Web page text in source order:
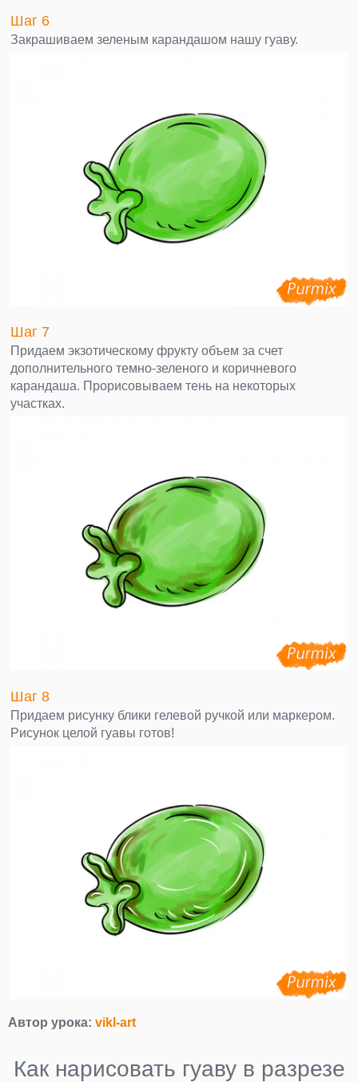
Шаг 6
Закрашиваем зеленым карандашом нашу гуаву.
Шаг 7
Придаем экзотическому фрукту объем за счет
дополнительного темно-зеленого и коричневого
карандаша. Прорисовываем тень на некоторых
участках.
Шаг 8
Придаем рисунку блики гелевой ручкой или маркером.
Рисунок целой гуавы готов!
Автор урока: vikl-art
Как нарисовать гуаву в разрезе